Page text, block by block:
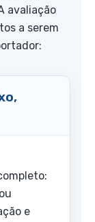
avaliação
a serem
e